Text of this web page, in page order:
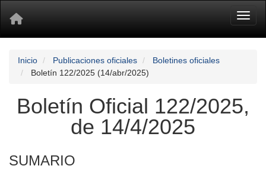
Inicio Publicaciones oficiales
Boletines oficiales
Boletín 122/2025 (14/abr/2025)
Boletín Oficial 122/2025,
de 14/4/2025
SUMARIO